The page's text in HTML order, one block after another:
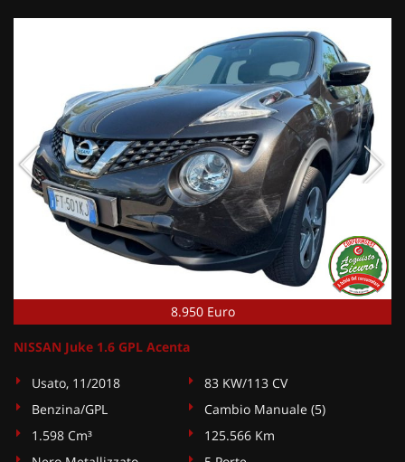
8.950 Euro
NISSAN Juke 1.6 GPL Acenta
Usato, 11/2018
83 KW/113 CV
Benzina/GPL
Cambio Manuale (5)
1.598 Cm³
125.566 Km